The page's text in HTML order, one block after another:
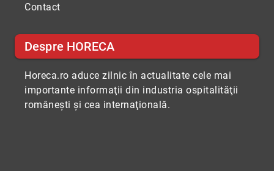
Contact
Despre HORECA
Horeca.ro aduce zilnic în actualitate cele mai
importante informaţii din industria ospitalităţii
româneşti şi cea internaţională.